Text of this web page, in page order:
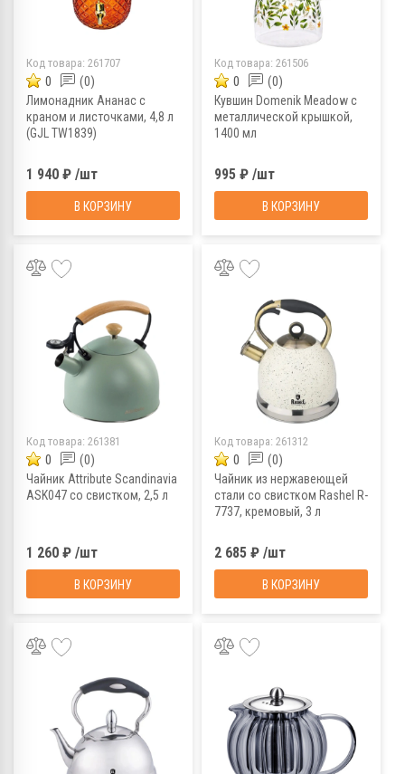
Код товара: 261707
0 (0)
Лимонадник Ананас с
краном и листочками, 4,8 л
(GJL TW1839)
1 940 ₽ /шт
В КОРЗИНУ
Код товара: 261506
0 (0)
Кувшин Domenik Meadow с
металлической крышкой,
1400 мл
995 ₽ /шт
В КОРЗИНУ
Код товара: 261381
0 (0)
Чайник Attribute Scandinavia
ASK047 со свистком, 2,5 л
1 260 ₽ /шт
В КОРЗИНУ
Код товара: 261312
0 (0)
Чайник из нержавеющей
стали со свистком Rashel R-
7737, кремовый, 3 л
2 685 ₽ /шт
В КОРЗИНУ